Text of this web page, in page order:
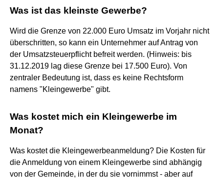
Was ist das kleinste Gewerbe?
Wird die Grenze von 22.000 Euro Umsatz im Vorjahr nicht
überschritten, so kann ein Unternehmer auf Antrag von
der Umsatzsteuerpflicht befreit werden. (Hinweis: bis
31.12.2019 lag diese Grenze bei 17.500 Euro). Von
zentraler Bedeutung ist, dass es keine Rechtsform
namens "Kleingewerbe" gibt.
Was kostet mich ein Kleingewerbe im
Monat?
Was kostet die Kleingewerbeanmeldung? Die Kosten für
die Anmeldung von einem Kleingewerbe sind abhängig
von der Gemeinde, in der du sie vornimmst - aber auf